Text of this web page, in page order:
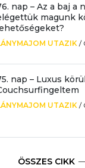
nap – Az a baj a
magunk
UTAZIK /
nap – Luxus
UTAZIK /
ÖSSZES CIKK